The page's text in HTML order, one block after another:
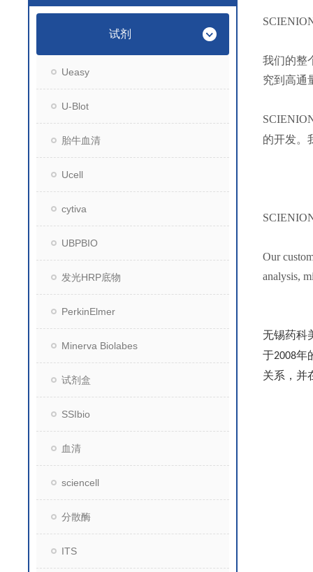
试剂
Ueasy
U-Blot
胎牛血清
Ucell
cytiva
UBPBIO
发光HRP底物
PerkinElmer
Minerva Biolabes
试剂盒
SSIbio
血清
sciencell
分散酶
ITS
我们的整
究到高通
的开发。
Our
analysis,
无锡药科
于2008年
关系，并